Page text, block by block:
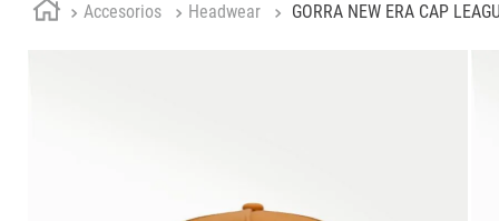
Accesorios Headwear GORRA NEW ERA CAP